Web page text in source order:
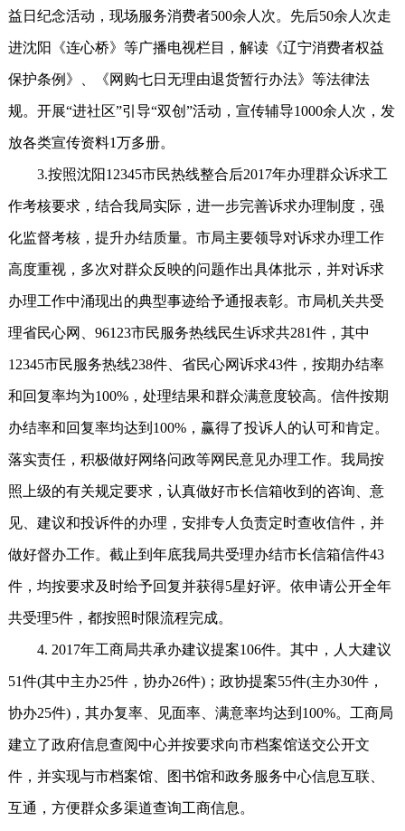
益日纪念活动，现场服务消费者500余人次。先后50余人次走
进沈阳《连心桥》等广播电视栏目，解读《辽宁消费者权益
保护条例》、《网购七日无理由退货暂行办法》等法律法
规。开展“进社区”引导“双创”活动，宣传辅导1000余人次，发
放各类宣传资料1万多册。
3.按照沈阳12345市民热线整合后2017年办理群众诉求工
作考核要求，结合我局实际，进一步完善诉求办理制度，强
化监督考核，提升办结质量。市局主要领导对诉求办理工作
高度重视，多次对群众反映的问题作出具体批示，并对诉求
办理工作中涌现出的典型事迹给予通报表彰。市局机关共受
理省民心网、96123市民服务热线民生诉求共281件，其中
12345市民服务热线238件、省民心网诉求43件，按期办结率
和回复率均为100%，处理结果和群众满意度较高。信件按期
办结率和回复率均达到100%，赢得了投诉人的认可和肯定。
落实责任，积极做好网络问政等网民意见办理工作。我局按
照上级的有关规定要求，认真做好市长信箱收到的咨询、意
见、建议和投诉件的办理，安排专人负责定时查收信件，并
做好督办工作。截止到年底我局共受理办结市长信箱信件43
件，均按要求及时给予回复并获得5星好评。依申请公开全年
共受理5件，都按照时限流程完成。
4. 2017年工商局共承办建议提案106件。其中，人大建议
51件(其中主办25件，协办26件)；政协提案55件(主办30件，
协办25件)，其办复率、见面率、满意率均达到100%。工商局
建立了政府信息查阅中心并按要求向市档案馆送交公开文
件，并实现与市档案馆、图书馆和政务服务中心信息互联、
互通，方便群众多渠道查询工商信息。